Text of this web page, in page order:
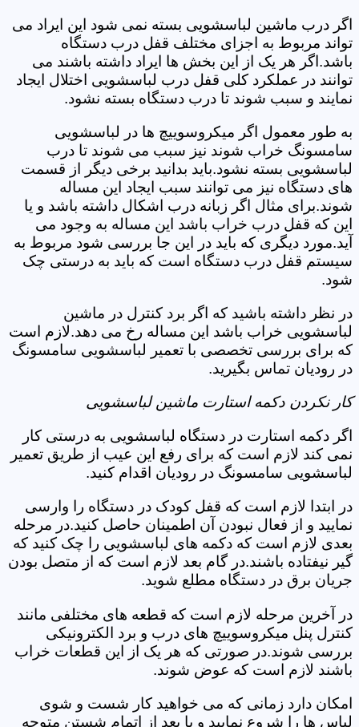
اگر درب ماشین لباسشویی بسته نمی شود این ایراد می
تواند مربوط به اجزای مختلف قفل درب دستگاه
باشد.اگر هر یک از این بخش ها ایراد داشته باشند می
توانند در عملکرد کلی قفل درب لباسشویی اختلال ایجاد
نمایند و سبب شوند تا درب دستگاه بسته نشود.
به طور معمول اگر میکروسوییچ ها در لباسشویی
سامسونگ خراب شوند نیز سبب می شوند تا درب
لباسشویی بسته نشود.باید بدانید برخی دیگر از قسمت
های دستگاه نیز می توانند سبب ایجاد این مساله
شوند.برای مثال اگر زبانه درب اشکال داشته باشد و یا
این که قفل درب خراب باشد این مساله به وجود می
آید.مورد دیگری که باید در این جا بررسی شود مربوط به
سیستم قفل درب دستگاه است که باید به درستی چک
شود.
در نظر داشته باشید که اگر برد کنترل در ماشین
لباسشویی خراب باشد این مساله رخ می دهد.لازم است
که برای بررسی تخصصی با تعمیر لباسشویی سامسونگ
در رودیان تماس بگیرید.
کار نکردن دکمه استارت ماشین لباسشویی
اگر دکمه استارت در دستگاه لباسشویی به درستی کار
نمی کند لازم است که برای رفع این عیب از طریق تعمیر
لباسشویی سامسونگ در رودیان اقدام کنید.
در ابتدا لازم است که قفل کودک در دستگاه را وارسی
نمایید و از فعال نبودن آن اطمینان حاصل کنید.در مرحله
بعدی لازم است که دکمه های لباسشویی را چک کنید که
گیر نیفتاده باشند.در گام بعد لازم است که از متصل بودن
جریان برق در دستگاه مطلع شوید.
در آخرین مرحله لازم است که قطعه های مختلفی مانند
کنترل پنل میکروسوییچ های درب و برد الکترونیکی
بررسی شوند.در صورتی که هر یک از این قطعات خراب
باشند لازم است که عوض شوند.
امکان دارد زمانی که می خواهید کار شست و شوی
لباس ها را شروع نمایید و یا بعد از اتمام شستن متوجه